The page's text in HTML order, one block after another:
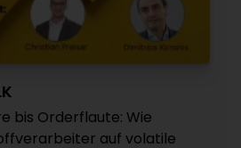
bis Orderflaute: Wie
auf volatile